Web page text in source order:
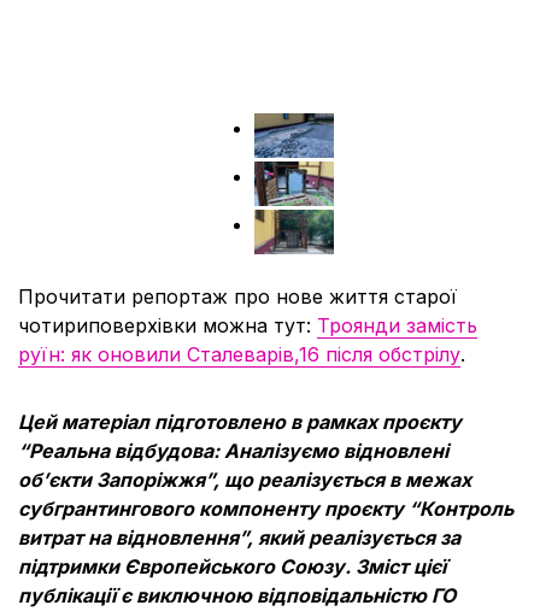
Прочитати репортаж про нове життя старої
чотириповерхівки можна тут: Троянди замість
руїн: як оновили Сталеварів,16 після обстрілу.
Цей матеріал підготовлено в рамках проєкту
“Реальна відбудова: Аналізуємо відновлені
об’єкти Запоріжжя”, що реалізується в межах
субгрантингового компоненту проєкту “Контроль
витрат на відновлення”, який реалізується за
підтримки Європейського Союзу. Зміст цієї
публікації є виключною відповідальністю ГО